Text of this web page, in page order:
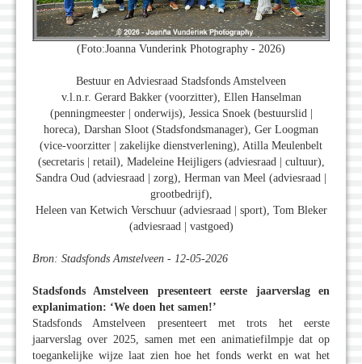
(Foto:Joanna Vunderink Photography - 2026)
Bestuur en Adviesraad Stadsfonds Amstelveen
v.l.n.r. Gerard Bakker (voorzitter), Ellen Hanselman
(penningmeester | onderwijs), Jessica Snoek (bestuurslid |
horeca), Darshan Sloot (Stadsfondsmanager), Ger Loogman
(vice-voorzitter | zakelijke dienstverlening), Atilla Meulenbelt
(secretaris | retail), Madeleine Heijligers (adviesraad | cultuur),
Sandra Oud (adviesraad | zorg), Herman van Meel (adviesraad |
grootbedrijf),
Heleen van Ketwich Verschuur (adviesraad | sport), Tom Bleker
(adviesraad | vastgoed)
Bron: Stadsfonds Amstelveen - 12-05-2026
Stadsfonds Amstelveen presenteert eerste jaarverslag en
explanimation: ‘We doen het samen!’
Stadsfonds Amstelveen presenteert met trots het eerste
jaarverslag over 2025, samen met een animatiefilmpje dat op
toegankelijke wijze laat zien hoe het fonds werkt en wat het